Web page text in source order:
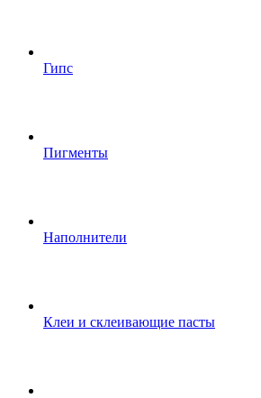
Гипс
Пигменты
Наполнители
Клеи и склеивающие пасты